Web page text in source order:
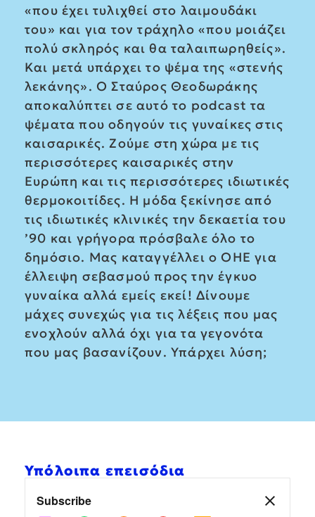
«που έχει τυλιχθεί στο λαιμουδάκι
του» και για τον τράχηλο «που μοιάζει
πολύ σκληρός και θα ταλαιπωρηθείς».
Και μετά υπάρχει το ψέμα της «στενής
λεκάνης». Ο Σταύρος Θεοδωράκης
αποκαλύπτει σε αυτό το podcast τα
ψέματα που οδηγούν τις γυναίκες στις
καισαρικές. Ζούμε στη χώρα με τις
περισσότερες καισαρικές στην
Ευρώπη και τις περισσότερες ιδιωτικές
θερμοκοιτίδες. Η μόδα ξεκίνησε από
τις ιδιωτικές κλινικές την δεκαετία του
’90 και γρήγορα πρόσβαλε όλο το
δημόσιο. Μας καταγγέλλει ο ΟΗΕ για
έλλειψη σεβασμού προς την έγκυο
γυναίκα αλλά εμείς εκεί! Δίνουμε
μάχες συνεχώς για τις λέξεις που μας
ενοχλούν αλλά όχι για τα γεγονότα
που μας βασανίζουν. Υπάρχει λύση;
Υπόλοιπα επεισόδια